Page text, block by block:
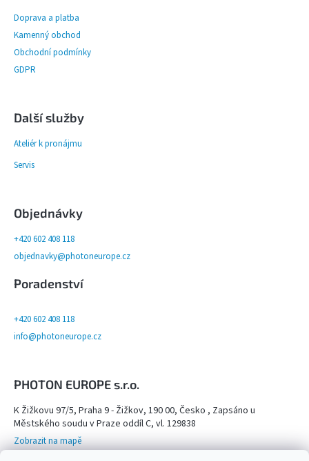
Doprava a platba
Kamenný obchod
Obchodní podmínky
GDPR
Další služby
Ateliér k pronájmu
Servis
Objednávky
+420 602 408 118
objednavky@photoneurope.cz
Poradenství
+420 602 408 118
info@photoneurope.cz
PHOTON EUROPE s.r.o.
K Žižkovu 97/5, Praha 9 - Žižkov, 190 00, Česko , Zapsáno u
Městského soudu v Praze oddíl C, vl. 129838
Zobrazit na mapě